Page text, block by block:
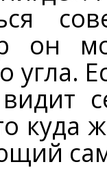
он
угла.
куда